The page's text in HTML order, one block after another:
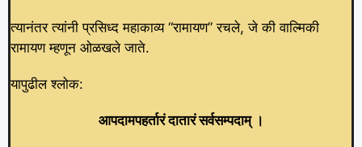
त्यानंतर त्यांनी प्रसिध्द महाकाव्य “रामायण” रचले, जे की वाल्मिकी
रामायण म्हणून ओळखले जाते.
यापुढील श्लोक:
आपदामपहर्तारं दातारं सर्वसम्पदाम्‌ ।